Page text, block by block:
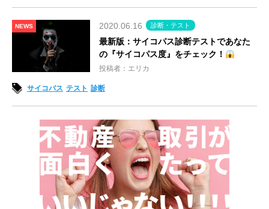
NEWS 2020.06.16 診断・テスト
最新版：サイコパス診断テストであなた
の『サイコパス度』をチェック！
投稿者：エリカ
サイコパス テスト 診断